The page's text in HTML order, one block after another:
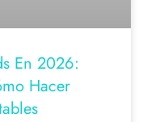
En 2026:
Hacer